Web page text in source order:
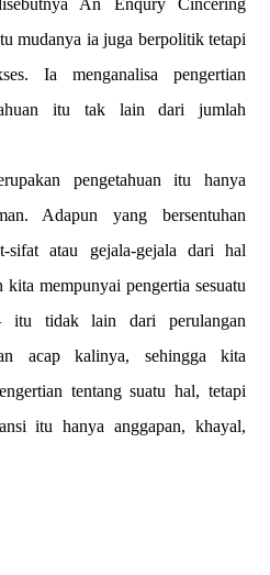
An Enqury Cincering
mudanya ia juga berpolitik tetapi
Ia menganalisa pengertian
itu tak lain dari jumlah
pengetahuan itu hanya
Adapun yang bersentuhan
atau gejala-gejala dari hal
kita mempunyai pengertia sesuatu
itu tidak lain dari perulangan
acap kalinya, sehingga kita
tentang suatu hal, tetapi
itu hanya anggapan, khayal,